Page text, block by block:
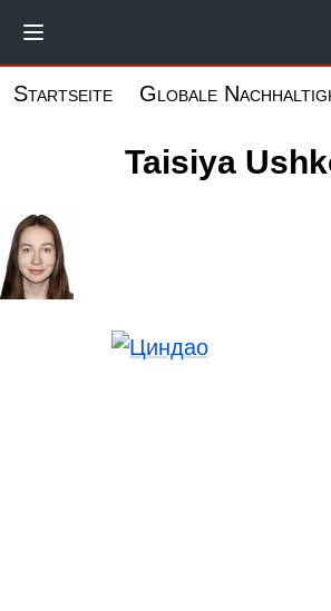
Inhalt
Startseite Globale
Taisiya